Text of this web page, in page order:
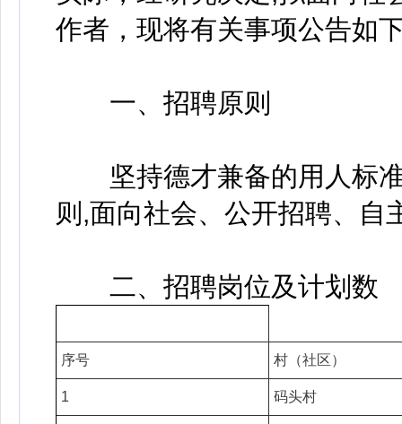
作者，现将有关事项公告如
一、招聘原则
坚持德才兼备的用人标准
则,面向社会、公开招聘、自
二、招聘岗位及计划数
序号 村（社区）
1 码头村